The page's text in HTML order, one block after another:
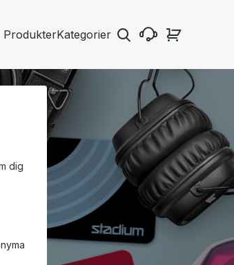
dig
ProdukterKategorier